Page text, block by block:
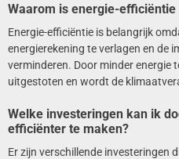
Waarom is energie-
Energie-efficiëntie is belangrijk
energierekening te verlagen en de
verminderen. Door minder energie
uitgestoten en wordt de
Welke investeringen kan ik
efficiënter te maken?
Er zijn verschillende investeringen